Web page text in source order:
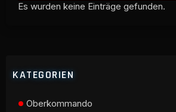
Es wurden keine Einträge gefunden.
KATEGORIEN
Oberkommando